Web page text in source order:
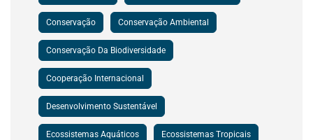
Conservação Conservação Ambiental
Conservação Da Biodiversidade
Cooperação Internacional
Desenvolvimento Sustentável
Ecossistemas Aquáticos Ecossistemas Tropicais